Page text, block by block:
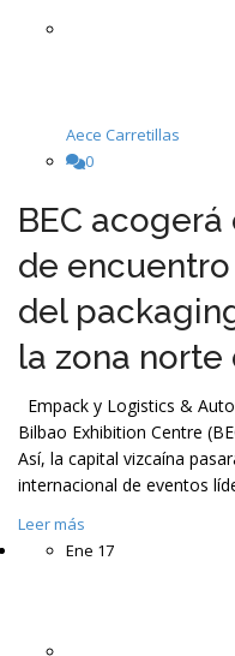
Aece Carretillas
0
BEC
de
del
la zona norte
Empack y Logistics &
Bilbao Exhibition Centre
Así, la capital vizcaína
internacional de eventos
Leer más
Ene 17